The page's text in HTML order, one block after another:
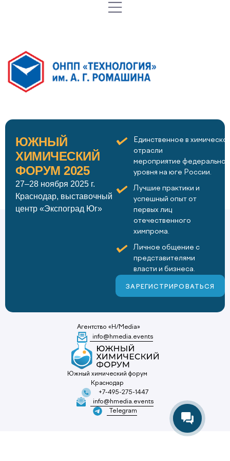
ЮЖНЫЙ
ХИМИЧЕСКИЙ
ФОРУМ 2025
27–28 ноября 2025 г.
Краснодар, выставочный
центр «Экспоград Юг»
Единственное в
отрасли
мероприятие
уровня на юге России.
Лучшие практики и
успешный опыт от
первых лиц
отечественного
химпрома.
Личное общение с
представителями
власти и бизнеса.
ЗАРЕГИСТРИРОВАТЬСЯ
Агентство «H/Media»
info@hmedia.events
Южный химический форум
Краснодар
+7-495-275-1447
info@hmedia.events
Telegram